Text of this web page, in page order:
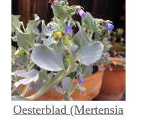
Oesterblad (Mertensia